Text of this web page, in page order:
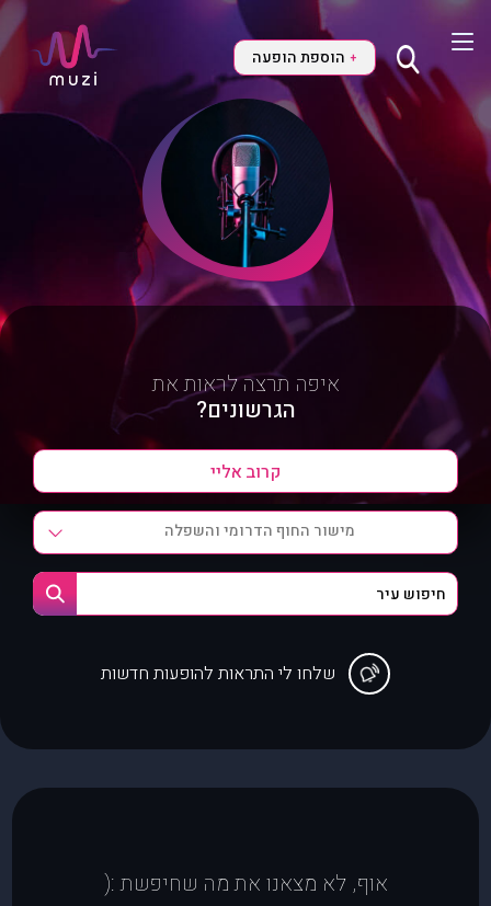
+ הוספת הופעה
איפה תרצה לראות את
הגרשונים?
מישור החוף הדרומי והשפלה
שלחו לי התראות להופעות חדשות
אוף, לא מצאנו את מה שחיפשת :(